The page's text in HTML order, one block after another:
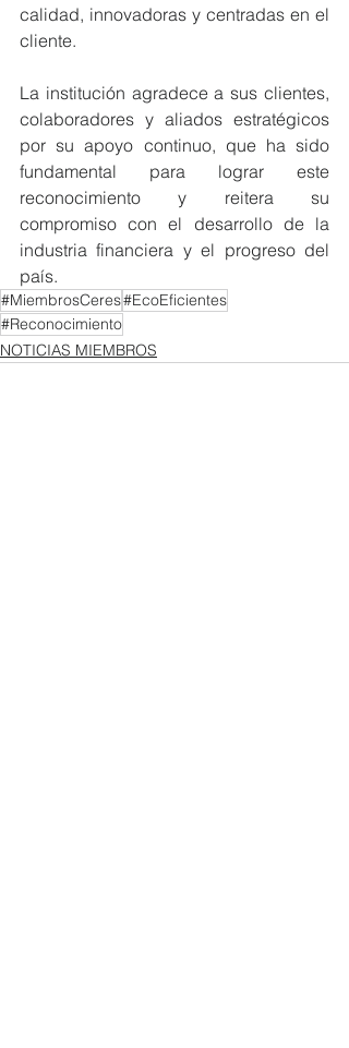
calidad, innovadoras y centradas en el
cliente.
La institución agradece a sus clientes,
colaboradores y aliados estratégicos
por su apoyo continuo, que ha sido
fundamental para lograr este
reconocimiento y reitera su
compromiso con el desarrollo de la
industria financiera y el progreso del
país.
#MiembrosCeres#EcoEficientes
#Reconocimiento
NOTICIAS MIEMBROS